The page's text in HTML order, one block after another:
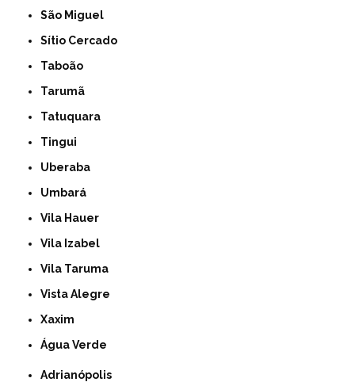
São Miguel
Sítio Cercado
Taboão
Tarumã
Tatuquara
Tingui
Uberaba
Umbará
Vila Hauer
Vila Izabel
Vila Taruma
Vista Alegre
Xaxim
Água Verde
Adrianópolis